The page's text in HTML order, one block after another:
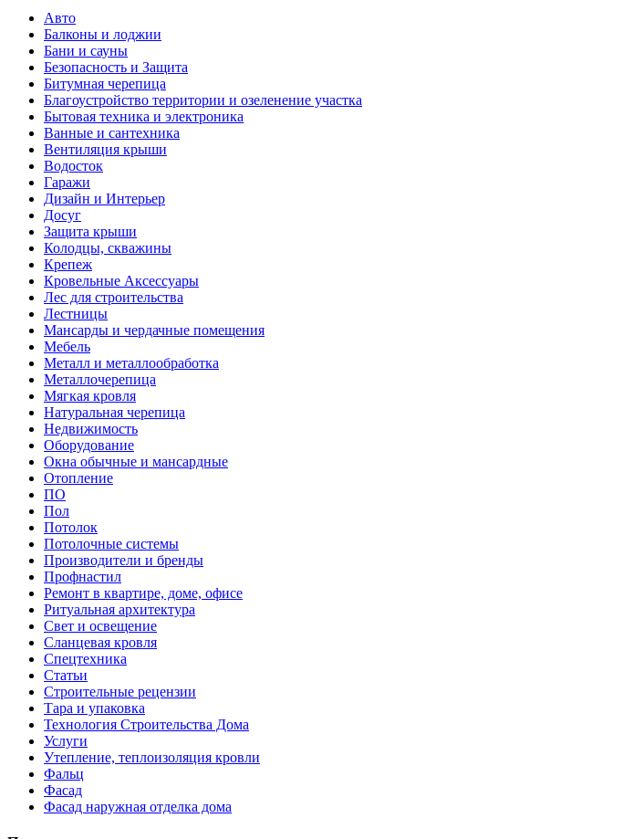
Авто
Балконы и лоджии
Бани и сауны
Безопасность и Защита
Битумная черепица
Благоустройство территории и озеленение участка
Бытовая техника и электроника
Ванные и сантехника
Вентиляция крыши
Водосток
Гаражи
Дизайн и Интерьер
Досуг
Защита крыши
Колодцы, скважины
Крепеж
Кровельные Аксессуары
Лес для строительства
Лестницы
Мансарды и чердачные помещения
Мебель
Металл и металлообработка
Металлочерепица
Мягкая кровля
Натуральная черепица
Недвижимость
Оборудование
Окна обычные и мансардные
Отопление
ПО
Пол
Потолок
Потолочные системы
Производители и бренды
Профнастил
Ремонт в квартире, доме, офисе
Ритуальная архитектура
Свет и освещение
Сланцевая кровля
Спецтехника
Статьи
Строительные рецензии
Тара и упаковка
Технология Строительства Дома
Услуги
Утепление, теплоизоляция кровли
Фальц
Фасад
Фасад наружная отделка дома